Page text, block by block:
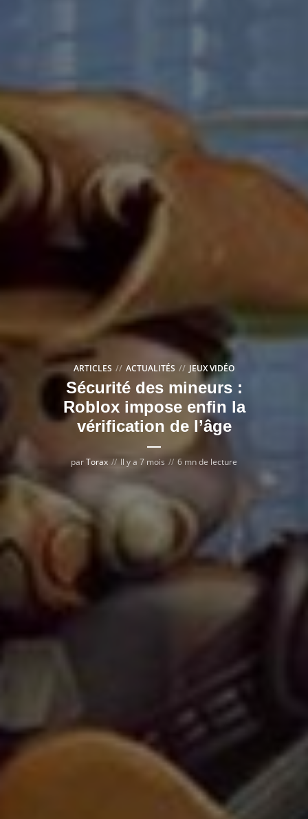
ARTICLES ACTUALITÉS JEUX VIDÉO
Sécurité des mineurs :
Roblox impose enfin la
vérification de l’âge
parTorax Il y a 7 mois 6 mn de lecture